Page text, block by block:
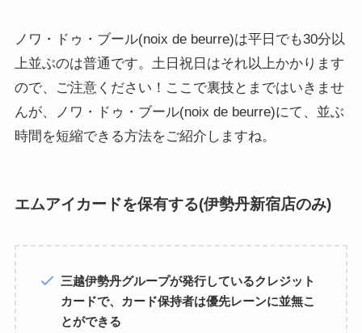
ノワ・ドゥ・ブール(noix de beurre)は平日でも30分以
上並ぶのは普通です。土日祝日はそれ以上かかります
ので、ご注意ください！ここで裏技とまではいきませ
んが、ノワ・ドゥ・ブール(noix de beurre)にて、並ぶ
時間を短縮できる方法をご紹介しますね。
エムアイカードを保有する(伊勢丹新宿店のみ)
三越伊勢丹グループが発行しているクレジット
カードで、カード保持者は優先レーンに並無こ
とができる